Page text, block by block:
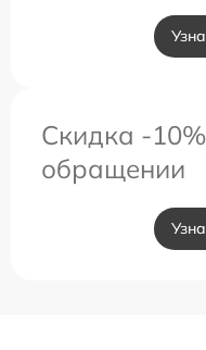
Скидка -
обращении